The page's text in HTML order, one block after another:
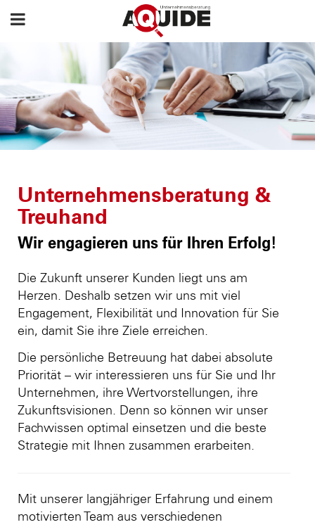
Unternehmensberatung &
Treuhand
Wir engagieren uns für Ihren Erfolg!
Die Zukunft unserer Kunden liegt uns am
Herzen. Deshalb setzen wir uns mit viel
Engagement, Flexibilität und Innovation für Sie
ein, damit Sie ihre Ziele erreichen.
Die persönliche Betreuung hat dabei absolute
Priorität – wir interessieren uns für Sie und Ihr
Unternehmen, ihre Wertvorstellungen, ihre
Zukunftsvisionen. Denn so können wir unser
Fachwissen optimal einsetzen und die beste
Strategie mit Ihnen zusammen erarbeiten.
Mit unserer langjähriger Erfahrung und einem
motivierten Team aus verschiedenen